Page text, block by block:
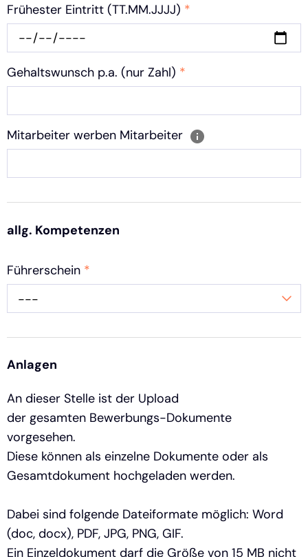
Frühester Eintritt (TT.MM.JJJJ) *
Gehaltswunsch p.a. (nur Zahl) *
Mitarbeiter werben Mitarbeiter
allg. Kompetenzen
Führerschein *
---
Anlagen
An dieser Stelle ist der Upload
der gesamten Bewerbungs-Dokumente
vorgesehen.
Diese können als einzelne Dokumente oder als
Gesamtdokument hochgeladen werden.
Dabei sind folgende Dateiformate möglich: Word
(doc, docx), PDF, JPG, PNG, GIF.
Ein Einzeldokument darf die Größe von 15 MB nicht